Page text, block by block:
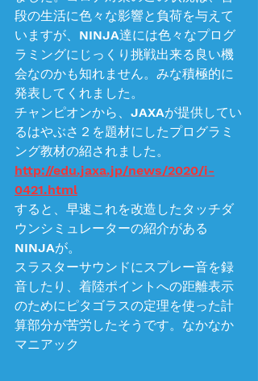
段の生活に色々な影響と負荷を与えて
いますが、NINJA達には色々なプログ
ラミングにじっくり挑戦出来る良い機
会なのかも知れません。みな積極的に
発表してくれました。
チャンピオンから、JAXAが提供してい
るはやぶさ２を題材にしたプログラミ
ング教材の紹されました。
http://edu.jaxa.jp/news/2020/i-
0421.html
すると、早速これを改造したタッチダ
ウンシミュレーターの紹介がある
NINJAが。
スラスターサウンドにスプレー音を録
音したり、着陸ポイントへの距離表示
のためにピタゴラスの定理を使った計
算部分が苦労したそうです。なかなか
マニアック